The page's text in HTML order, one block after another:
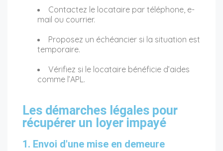
Contactez le locataire par téléphone, e-
mail ou courrier.
Proposez un échéancier si la situation est
temporaire.
Vérifiez si le locataire bénéficie d’aides
comme l’APL.
Les démarches légales pour
récupérer un loyer impayé
1. Envoi d'une mise en demeure